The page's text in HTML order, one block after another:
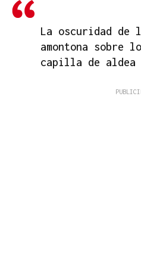
La oscuridad
amontona sobre
capilla de aldea